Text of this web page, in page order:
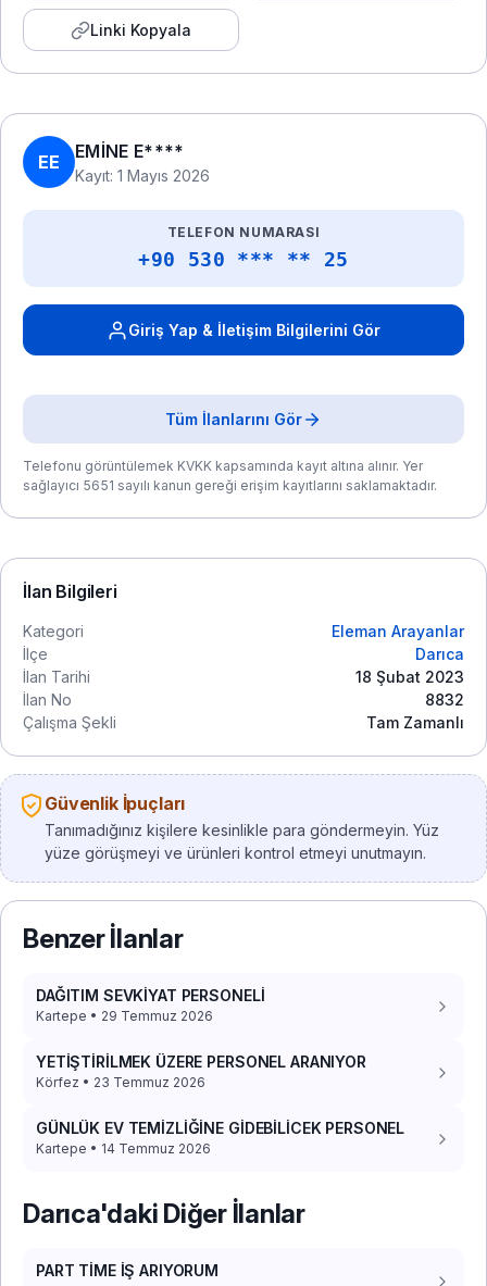
Linki Kopyala
EE
EMİNE E****
Kayıt: 1 Mayıs 2026
TELEFON NUMARASI
+90 530 *** ** 25
Giriş Yap & İletişim Bilgilerini Gör
Tüm İlanlarını Gör
Telefonu görüntülemek KVKK kapsamında kayıt altına alınır. Yer
sağlayıcı 5651 sayılı kanun gereği erişim kayıtlarını saklamaktadır.
İlan Bilgileri
Kategori
Eleman Arayanlar
İlçe
Darıca
İlan Tarihi
18 Şubat 2023
İlan No
8832
Çalışma Şekli
Tam Zamanlı
Güvenlik İpuçları
Tanımadığınız kişilere kesinlikle para göndermeyin. Yüz
yüze görüşmeyi ve ürünleri kontrol etmeyi unutmayın.
Benzer İlanlar
DAĞITIM SEVKİYAT PERSONELİ
Kartepe • 29 Temmuz 2026
YETİŞTİRİLMEK ÜZERE PERSONEL ARANIYOR
Körfez • 23 Temmuz 2026
GÜNLÜK EV TEMİZLİĞİNE GİDEBİLİCEK PERSONEL
Kartepe • 14 Temmuz 2026
Darıca'daki Diğer İlanlar
PART TİME İŞ ARIYORUM